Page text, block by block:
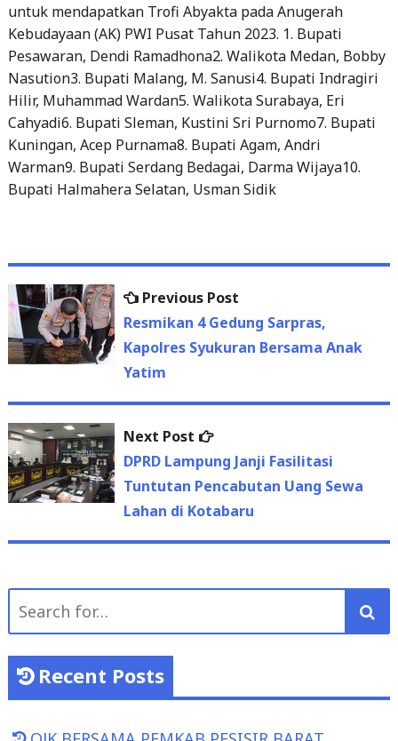
untuk mendapatkan Trofi Abyakta pada Anugerah
Kebudayaan (AK) PWI Pusat Tahun 2023. 1. Bupati
Pesawaran, Dendi Ramadhona2. Walikota Medan, Bobby
Nasution3. Bupati Malang, M. Sanusi4. Bupati Indragiri
Hilir, Muhammad Wardan5. Walikota Surabaya, Eri
Cahyadi6. Bupati Sleman, Kustini Sri Purnomo7. Bupati
Kuningan, Acep Purnama8. Bupati Agam, Andri
Warman9. Bupati Serdang Bedagai, Darma Wijaya10.
Bupati Halmahera Selatan, Usman Sidik
Post
navigation
Previous Post
post:
Resmikan 4 Gedung Sarpras,
Kapolres Syukuran Bersama Anak
Yatim
Next Post
Next
post:
DPRD Lampung Janji Fasilitasi
Tuntutan Pencabutan Uang Sewa
Lahan di Kotabaru
Search
Recent Posts